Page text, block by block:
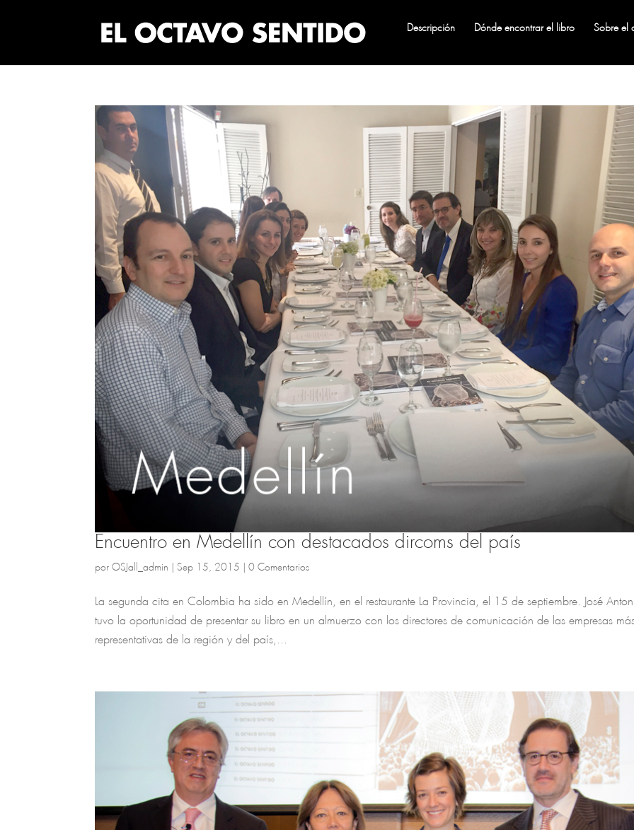
Descripción Dónde encontrar el libro Sobre el
Encuentro en Medellín con destacados dircoms del país
porOSJall_admin |Sep 15, 2015 |0 Comentarios
La segunda cita en Colombia ha sido en Medellín, en el restaurante La Provincia, el 15 de septiembre. José
tuvo la oportunidad de presentar su libro en un almuerzo con los directores de comunicación de las empresas
representativas de la región y del país,...